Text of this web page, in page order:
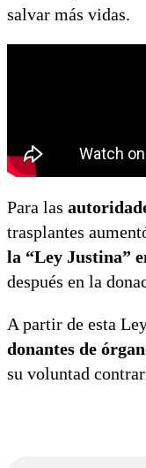
salvar más vidas.
Para las
trasplantes
la “Ley Justina”
después en la
A partir de esta
donantes de
su voluntad